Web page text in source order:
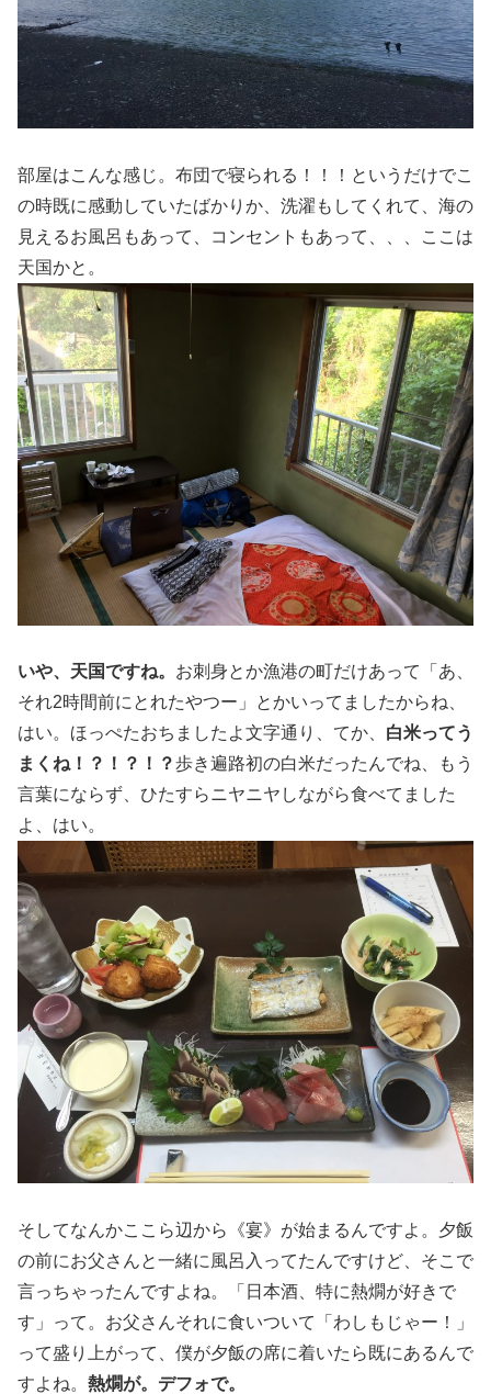
部屋はこんな感じ。布団で寝られる！！！というだけでこ
の時既に感動していたばかりか、洗濯もしてくれて、海の
見えるお風呂もあって、コンセントもあって、、、ここは
天国かと。
いや、天国ですね。 お刺身とか漁港の町だけあって「あ、
それ2時間前にとれたやつー」とかいってましたからね、
はい。ほっぺたおちましたよ文字通り、てか、 白米ってう
まくね！？！？！？歩き遍路初の白米だったんでね、もう
言葉にならず、ひたすらニヤニヤしながら食べてました
よ、はい。
そしてなんかここら辺から《宴》が始まるんですよ。夕飯
の前にお父さんと一緒に風呂入ってたんですけど、そこで
言っちゃったんですよね。「日本酒、特に熱燗が好きで
す」って。お父さんそれに食いついて「わしもじゃー！」
って盛り上がって、僕が夕飯の席に着いたら既にあるんで
すよね。 熱燗が。デフォで。